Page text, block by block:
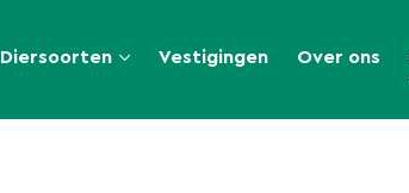
Diersoorten Vestigingen Over ons